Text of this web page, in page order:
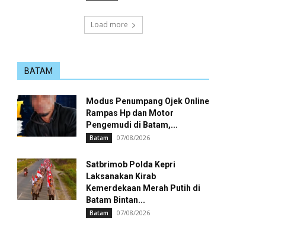
Load more
BATAM
Modus Penumpang Ojek Online
Rampas Hp dan Motor
Pengemudi di Batam,...
Batam 07/08/2026
Satbrimob Polda Kepri
Laksanakan Kirab
Kemerdekaan Merah Putih di
Batam Bintan...
Batam 07/08/2026